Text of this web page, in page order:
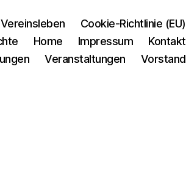
Cookie-Richtlinie (EU)
Home Impressum
Kontakt
Veranstaltungen Vorstand